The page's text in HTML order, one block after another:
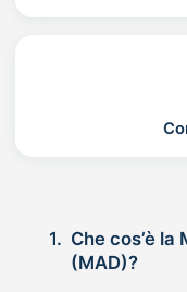
1. Che cos’è la Messa
(MAD)?